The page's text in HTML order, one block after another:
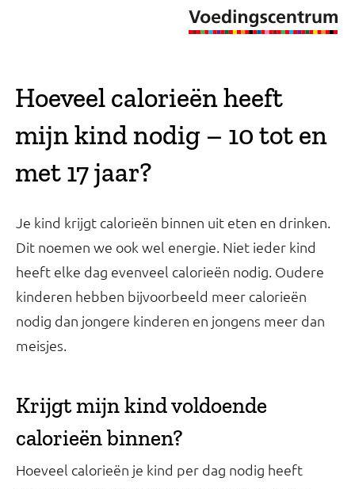
Hoeveel calorieën heeft
mijn kind nodig – 10 tot en
met 17 jaar?
Je kind krijgt calorieën binnen uit eten en drinken.
Dit noemen we ook wel energie. Niet ieder kind
heeft elke dag evenveel calorieën nodig. Oudere
kinderen hebben bijvoorbeeld meer calorieën
nodig dan jongere kinderen en jongens meer dan
meisjes.
Krijgt mijn kind voldoende
calorieën binnen?
Hoeveel calorieën je kind per dag nodig heeft